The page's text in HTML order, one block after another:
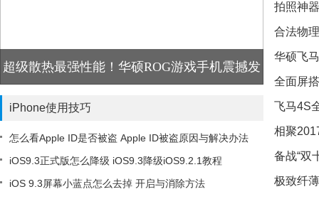
超级散热最强性能！华硕ROG游戏手机震撼发
iPhone使用技巧
怎么看Apple ID是否被盗 Apple ID被盗原因与解决办法
iOS9.3正式版怎么降级 iOS9.3降级iOS9.2.1教程
iOS 9.3屏幕小蓝点怎么去掉 开启与消除方法
女王节！
拍照神
撩取芳心
合法物
你吃鸡
华硕飞
撩动市场
全面屏
飞马4S
面屏
相聚
赞“年度
备战“双
欢节
极致纤